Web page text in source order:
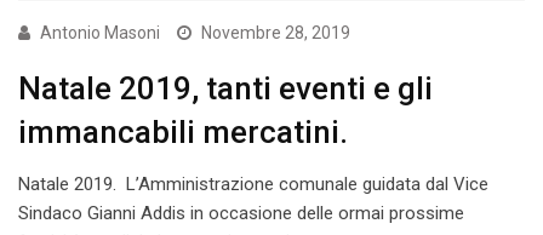
Antonio Masoni Novembre 28, 2019
Natale 2019, tanti eventi e gli
immancabili mercatini.
Natale 2019. L’Amministrazione comunale guidata dal Vice
Sindaco Gianni Addis in occasione delle ormai prossime